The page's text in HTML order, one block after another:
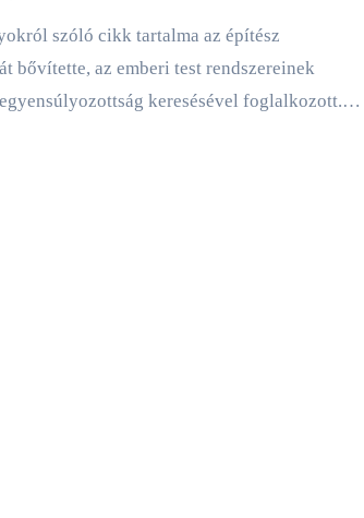
bővítette, az emberi test rendszereinek
keresésével foglalkozott.…